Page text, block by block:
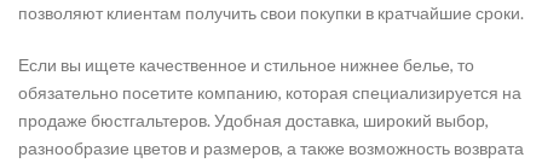
позволяют клиентам получить свои покупки в кратчайшие сроки.
Если вы ищете качественное и стильное нижнее белье, то
обязательно посетите компанию, которая специализируется на
продаже бюстгальтеров. Удобная доставка, широкий выбор,
разнообразие цветов и размеров, а также возможность возврата